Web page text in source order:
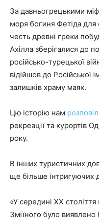
За давньогрецькими
моря богиня Фетіда для
честь древні греки
Ахілла зберігалися до
російсько-турецької
відійшов до Російської
залишків храму маяк.
Цю історію нам
рекреації та курортів
року.
В інших туристичних
ще більше інтригуючих
«У середині XX
Зміїного було виявлено